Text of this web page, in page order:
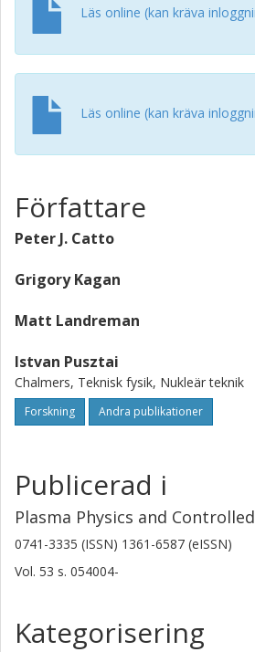
Läs online (kan kräva
Läs online (kan kräva
Författare
Peter J. Catto
Grigory Kagan
Matt Landreman
Istvan Pusztai
Chalmers, Teknisk fysik, Nukleär teknik
Forskning Andra publikationer
Publicerad i
Plasma Physics and
0741-3335 (ISSN) 1361-6587 (eISSN)
Vol. 53 s. 054004-
Kategorisering